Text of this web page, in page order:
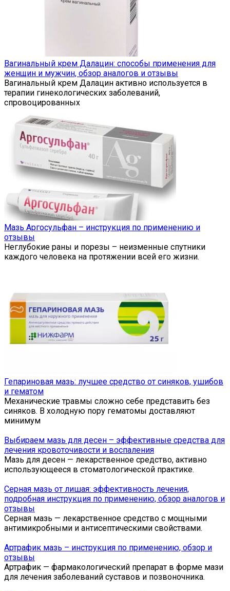
Вагинальный крем Далацин: способы применения для
женщин и мужчин, обзор аналогов и отзывы
Вагинальный крем Далацин активно используется в
терапии гинекологических заболеваний,
спровоцированных
Мазь Аргосульфан – инструкция по применению и
отзывы
Неглубокие раны и порезы – неизменные спутники
каждого человека на протяжении всей его жизни.
Гепариновая мазь: лучшее средство от синяков, ушибов
и гематом
Механические травмы сложно себе представить без
синяков. В холодную пору гематомы доставляют
минимум
Выбираем мазь для десен – эффективные средства для
лечения кровоточивости и воспаления
Мазь для десен — лекарственное средство, активно
использующееся в стоматологической практике.
Серная мазь от лишая: эффективность лечения,
подробная инструкция по применению, обзор аналогов и
отзывы
Серная мазь — лекарственное средство с мощными
антимикробными и антисептическими свойствами.
Артрафик мазь – инструкция по применению, обзор и
отзывы
Артрафик — фармакологический препарат в форме мази
для лечения заболеваний суставов и позвоночника.